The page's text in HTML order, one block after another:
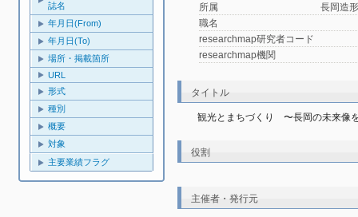
誌名
年月日(From)
年月日(To)
場所・掲載箇所
URL
形式
種別
概要
対象
主要業績フラグ
所属
長岡造
職名
researchmap研究者コード
researchmap機関
タイトル
観光とまちづくり　〜長岡の未来像
役割
主催者・発行元